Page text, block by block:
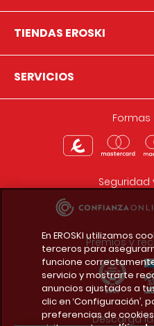
TIENDAS EROSKI
SERVICIOS
Seguridad
Premios y
Descarga
En EROSKI utilizamos
terceros para
funcione
servicio y mostrarte
anuncios ajustados a
clic en ‘Configuración’,
preferencias de